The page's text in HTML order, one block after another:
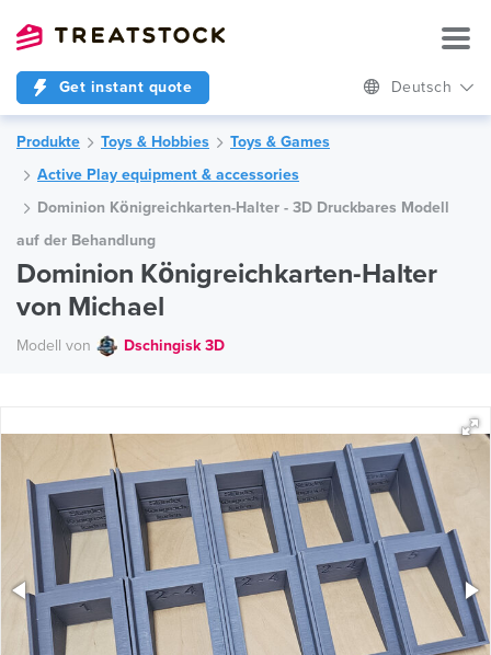
Get instant quote Deutsch
Produkte Toys & Hobbies
Toys & Games
Active Play equipment & accessories
Dominion Königreichkarten-Halter - 3D Druckbares Modell
auf der Behandlung
Dominion Königreichkarten-Halter
von Michael
Modell von Dschingisk 3D